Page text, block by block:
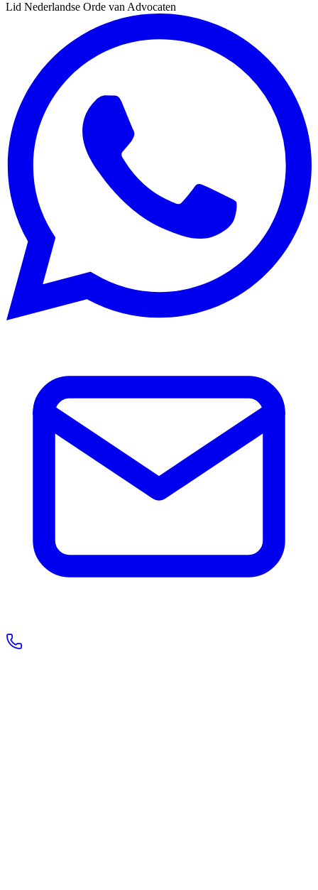
Lid Nederlandse Orde van Advocaten